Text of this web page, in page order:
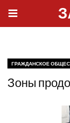
ГРАЖДАНСКОЕ
Зоны